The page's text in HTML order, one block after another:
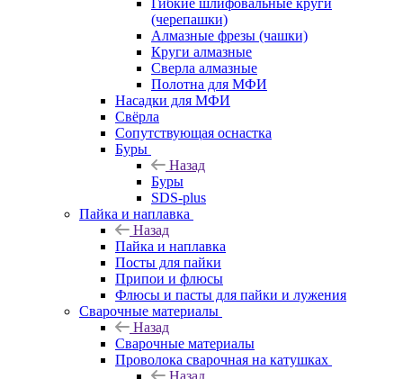
Гибкие шлифовальные круги
(черепашки)
Алмазные фрезы (чашки)
Круги алмазные
Сверла алмазные
Полотна для МФИ
Насадки для МФИ
Свёрла
Сопутствующая оснастка
Буры
Назад
Буры
SDS-plus
Пайка и наплавка
Назад
Пайка и наплавка
Посты для пайки
Припои и флюсы
Флюсы и пасты для пайки и лужения
Сварочные материалы
Назад
Сварочные материалы
Проволока сварочная на катушках
Назад